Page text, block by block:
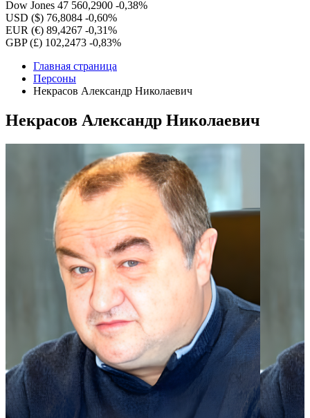
Dow Jones 47 560,2900 -0,38%
USD ($) 76,8084 -0,60%
EUR (€) 89,4267 -0,31%
GBP (£) 102,2473 -0,83%
Главная страница
Персоны
Некрасов Александр Николаевич
Некрасов Александр Николаевич